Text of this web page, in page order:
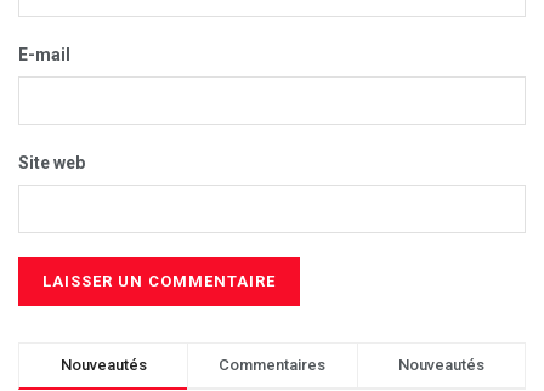
E-mail
Site web
Nouveautés Commentaires Nouveautés